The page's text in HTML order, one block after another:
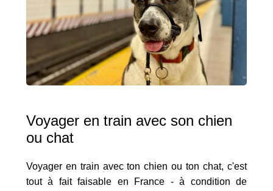
Voyager en train avec son chien
ou chat
Voyager en train avec ton chien ou ton chat, c'est
tout à fait faisable en France - à condition de